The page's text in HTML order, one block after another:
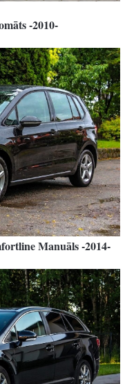
-2010-
Manuāls -2014-